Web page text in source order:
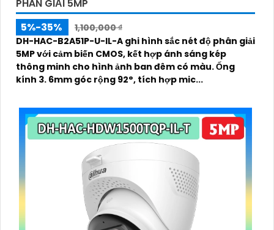
PHÂN GIẢI 5MP
5%-35%
1,100,000 ₫
DH-HAC-B2A51P-U-IL-A ghi hình sắc nét độ phân giải
5MP với cảm biến CMOS, kết hợp ánh sáng kép
thông minh cho hình ảnh ban đêm có màu. Ống
kính 3. 6mm góc rộng 92°, tích hợp mic...